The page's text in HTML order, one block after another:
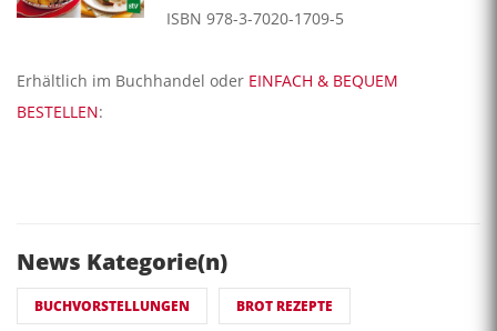
ISBN 978-3-7020-1709-5
Erhältlich im Buchhandel oder EINFACH & BEQUEM
BESTELLEN:
News Kategorie(n)
BUCHVORSTELLUNGEN BROT REZEPTE